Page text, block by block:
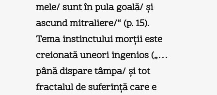
mele/ sunt în pula goală/ şi
ascund mitraliere/“ (p. 15).
Tema instinctului morţii este
creionată uneori ingenios („…
până dispare tâmpa/ şi tot
fractalul de suferinţă care e